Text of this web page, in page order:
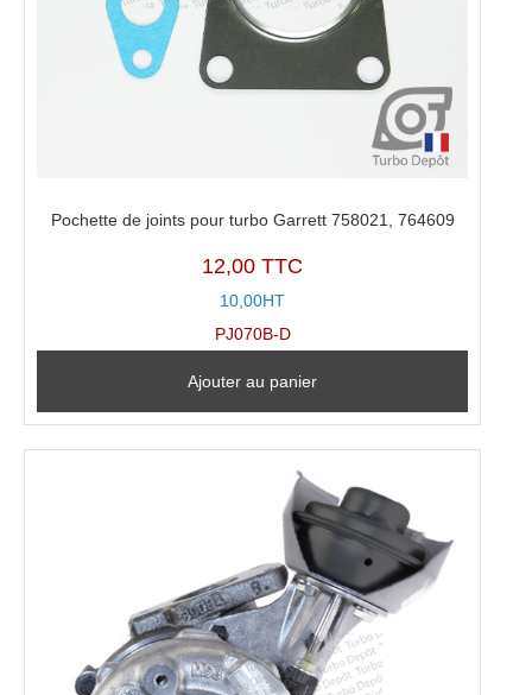
Pochette de joints pour turbo Garrett 758021, 764609
12,00 TTC
10,00HT
PJ070B-D
Ajouter au panier